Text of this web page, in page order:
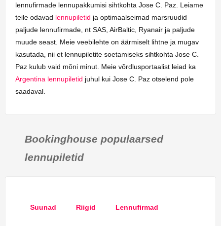
lennufirmade lennupakkumisi sihtkohta Jose C. Paz. Leiame
teile odavad lennupiletid ja optimaalseimad marsruudid
paljude lennufirmade, nt SAS, AirBaltic, Ryanair ja paljude
muude seast. Meie veebilehte on äärmiselt lihtne ja mugav
kasutada, nii et lennupiletite soetamiseks sihtkohta Jose C.
Paz kulub vaid mõni minut. Meie võrdlusportaalist leiad ka
Argentina lennupiletid juhul kui Jose C. Paz otselend pole
saadaval.
Bookinghouse populaarsed
lennupiletid
Suunad Riigid Lennufirmad